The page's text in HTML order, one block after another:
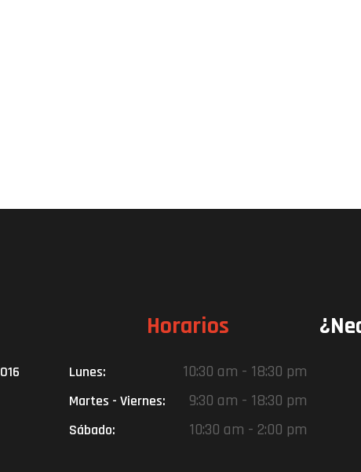
Horarios
Lunes: 10:30 am - 18:30 pm
Martes - Viernes: 9:30 am - 18:30 pm
Sábado: 10:30 am - 2:00 pm